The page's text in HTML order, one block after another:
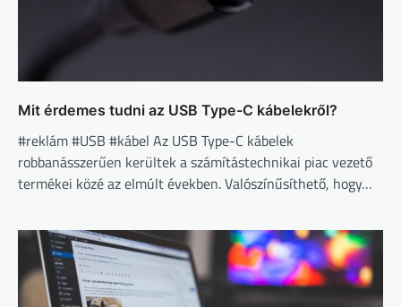
Mit érdemes tudni az USB Type-C kábelekről?
#reklám #USB #kábel Az USB Type-C kábelek
robbanásszerűen kerültek a számítástechnikai piac vezető
termékei közé az elmúlt években. Valószínűsíthető, hogy…